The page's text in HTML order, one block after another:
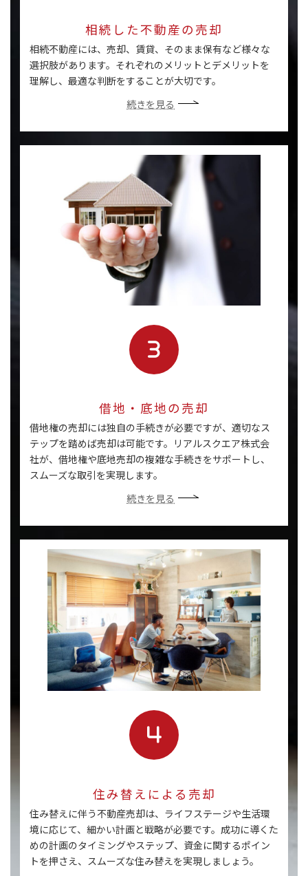
相続した不動産の売却
相続不動産には、売却、賃貸、そのまま保有など様々な
選択肢があります。それぞれのメリットとデメリットを
理解し、最適な判断をすることが大切です。
続きを見る
借地・底地の売却
借地権の売却には独自の手続きが必要ですが、適切なス
テップを踏めば売却は可能です。リアルスクエア株式会
社が、借地権や底地売却の複雑な手続きをサポートし、
スムーズな取引を実現します。
続きを見る
住み替えによる売却
住み替えに伴う不動産売却は、ライフステージや生活環
境に応じて、細かい計画と戦略が必要です。成功に導くた
めの計画のタイミングやステップ、資金に関するポイン
トを押さえ、スムーズな住み替えを実現しましょう。